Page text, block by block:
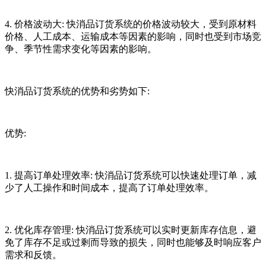
4. 价格波动大: 快消品订货系统的价格波动较大，受到原材料
价格、人工成本、运输成本等因素的影响，同时也受到市场竞
争、季节性需求变化等因素的影响。
快消品订货系统的优势和劣势如下:
优势:
1. 提高订单处理效率: 快消品订货系统可以快速处理订单，减
少了人工操作和时间成本，提高了订单处理效率。
2. 优化库存管理: 快消品订货系统可以实时更新库存信息，避
免了库存不足或过剩而导致的损失，同时也能够及时响应客户
需求和反馈。